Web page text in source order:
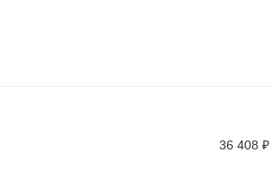
36 408 ₽